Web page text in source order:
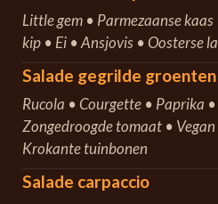
Little gem • Parmezaanse
kip • Ei • Ansjovis • Oosterse
Salade gegrilde
Rucola • Courgette • Paprika
Zongedroogde tomaat •
Krokante tuinbonen
Salade carpaccio